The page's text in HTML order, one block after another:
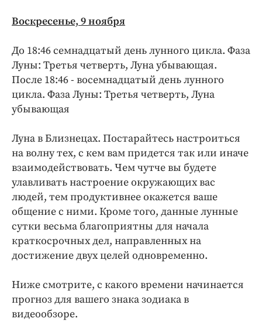
Воскресенье, 9 ноября
До 18:46 семнадцатый день лунного цикла. Фаза
Луны: Третья четверть, Луна убывающая.
После 18:46 - восемнадцатый день лунного
цикла. Фаза Луны: Третья четверть, Луна
убывающая
Луна в Близнецах. Постарайтесь настроиться
на волну тех, с кем вам придется так или иначе
взаимодействовать. Чем чутче вы будете
улавливать настроение окружающих вас
людей, тем продуктивнее окажется ваше
общение с ними. Кроме того, данные лунные
сутки весьма благоприятны для начала
краткосрочных дел, направленных на
достижение двух целей одновременно.
Ниже смотрите, с какого времени начинается
прогноз для вашего знака зодиака в
видеообзоре.